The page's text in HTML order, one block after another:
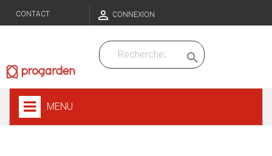
CONTACT  CONNEXION

MENU